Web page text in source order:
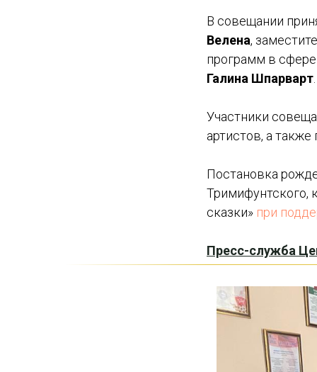
В совещании
Велена,
программ в
Галина Шпарварт
Участники
артистов, а
Постановка
Тримифунтского,
сказки» при
Пресс-служба